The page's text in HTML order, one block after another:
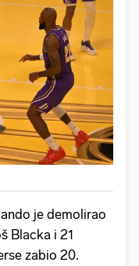
je demolirao
Blacka i 21
zabio 20.